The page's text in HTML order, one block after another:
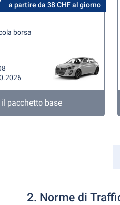
a partire da 38 CHF al giorno
borsa
pacchetto base
2. Norme di